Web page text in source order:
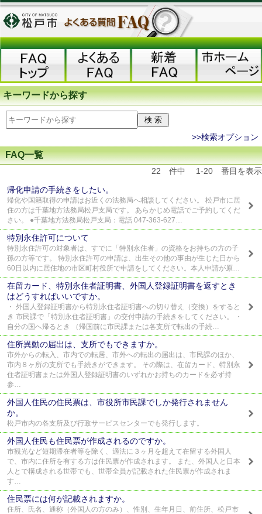
キーワードから探す
>>検索オプション
FAQ一覧
22 件中 1-20 番目を表示
帰化申請の手続きをしたい。
帰化や国籍取得の申請はお近くの法務局へ相談してください。 松戸市に居
住の方は千葉地方法務局松戸支局です。 あらかじめ電話でご予約してくだ
さい。 ●千葉地方法務局松戸支局：電話 047-363-627…
特別永住許可について
特別永住許可の対象者は、すでに「特別永住者」の資格をお持ちの方の子
孫の方等です。 特別永住許可の申請は、出生その他の事由が生じた日から
60日以内に居住地の市区町村役所で申請をしてください。本人申請が原…
在留カード、特別永住者証明書、外国人登録証明書を返すとき
はどうすればいいですか。
・ 外国人登録証明書から特別永住者証明書への切り替え（交換）をすると
き 市民課で「特別永住者証明書」の交付申請の手続きをしてください。 ・
自分の国へ帰るとき （帰国前に市民課または各支所で転出の手続…
住所異動の届出は、支所でもできますか。
市外からの転入、市内での転居、市外への転出の届出は、市民課のほか、
市内８ヶ所の支所でも手続きができます。 その際は、在留カード、特別永
住者証明書または外国人登録証明書のいずれかお持ちのカードを必ず持
参…
外国人住民の住民票は、市役所市民課でしか発行されません
か。
松戸市内の各支所及び行政サービスセンターでも発行します。
外国人住民も住民票が作成されるのですか。
市観光など短期滞在者等を除く、適法に３ヶ月を超えて在留する外国人
で、市内に住所を有する方は住民票が作成されます。 また、外国人と日本
人とで構成される世帯でも、世帯全員が記載された住民票が作成されま
す…
住民票には何が記載されますか。
住所、氏名、通称（外国人の方のみ）、性別、生年月日、前住所、松戸市